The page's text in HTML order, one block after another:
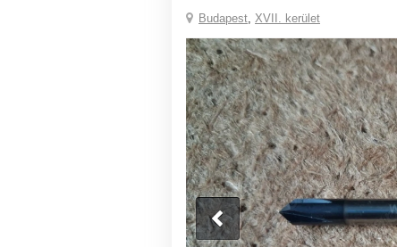
Budapest, XVII. kerület